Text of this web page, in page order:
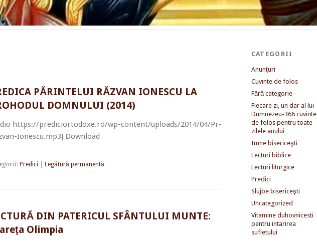
PĂRINTELUI RĂZVAN IONESCU LA
DOMNULUI (2014)
https://prediciortodoxe.ro/wp-content/uploads/2014/04/Pr-
Ionescu.mp3] Download
Predici Legătură permanentă
DIN PATERICUL SFÂNTULUI MUNTE:
Olimpia
CATEGORII
Anunţuri
Cuvinte de folos
Fără categorie
Fiecare zi, un dar al lui
Dumnezeu-366 cuvinte
de folos pentru toate
zilele anului
Imne bisericeşti
Lecturi biblice
Lecturi liturgice
Predici
Slujbe bisericeşti
Uncategorized
Vitamine duhovnicesti
pentru intarirea
sufletului